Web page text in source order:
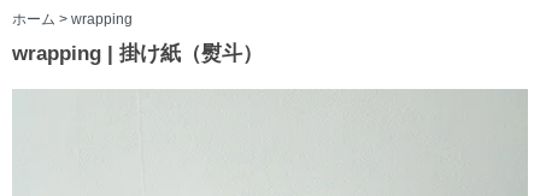
ホーム > wrapping
wrapping | 掛け紙（熨斗）